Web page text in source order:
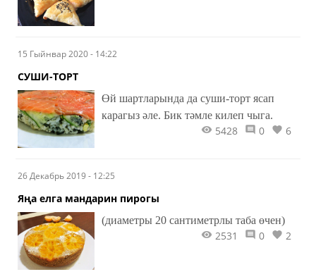
15 Гыйнвар 2020 - 14:22
СУШИ-ТОРТ
​​​​​​​Өй шартларында да суши-торт ясап
карагыз әле. Бик тәмле килеп чыга.
5428 0 6
26 Декабрь 2019 - 12:25
Яңа елга мандарин пирогы
(диаметры 20 сантиметрлы таба өчен)
2531 0 2